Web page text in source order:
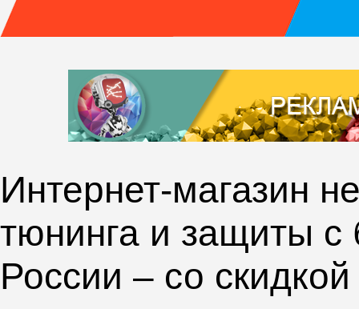
Интернет-магазин
тюнинга и защиты с
России – со